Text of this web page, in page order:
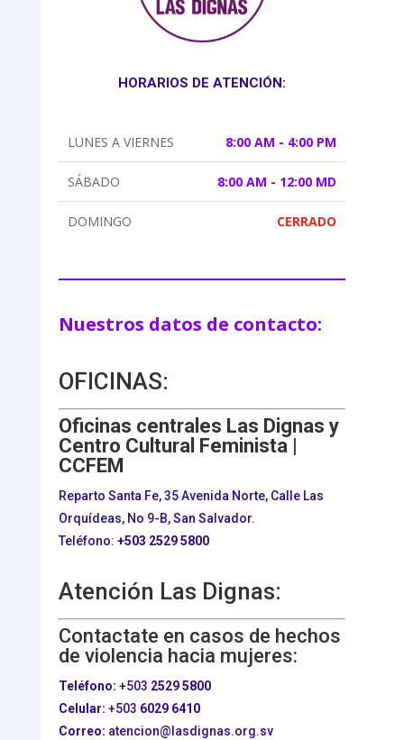
HORARIOS DE ATENCIÓN:
LUNES A VIERNES 8:00 AM - 4:00 PM
SÁBADO 8:00 AM - 12:00 MD
DOMINGO CERRADO
Nuestros datos de contacto:
OFICINAS:
Oficinas centrales Las Dignas y
Centro Cultural Feminista |
CCFEM
Reparto Santa Fe, 35 Avenida Norte, Calle Las
Orquídeas, No 9-B, San Salvador.
Teléfono: +503 2529 5800
Atención Las Dignas:
Contactate en casos de hechos
de violencia hacia mujeres:
Teléfono: +503 2529 5800
Celular: +503 6029 6410
Correo: atencion@lasdignas.org.sv